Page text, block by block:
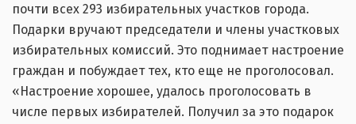
почти всех 293 избирательных участков города.
Подарки вручают председатели и члены участковых
избирательных комиссий. Это поднимает настроение
граждан и побуждает тех, кто еще не проголосовал.
«Настроение хорошее, удалось проголосовать в
числе первых избирателей. Получил за это подарок